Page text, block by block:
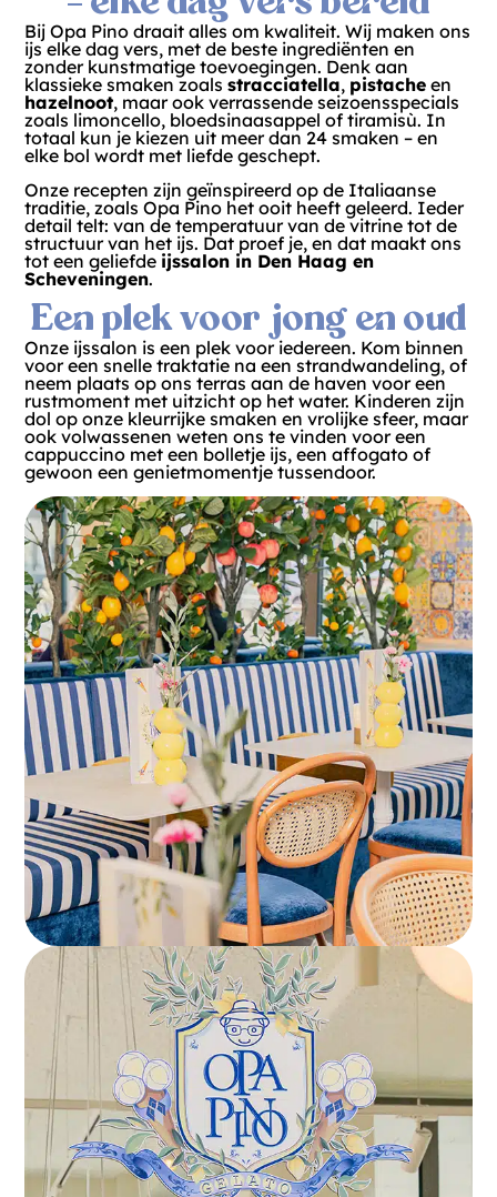
Bij Opa Pino draait alles om kwaliteit. Wij maken ons
ijs elke dag vers, met de beste ingrediënten en
zonder kunstmatige toevoegingen. Denk aan
klassieke smaken zoals stracciatella, pistacheen
hazelnoot, maar ook verrassende seizoensspecials
zoals limoncello, bloedsinaasappel of tiramisù. In
totaal kun je kiezen uit meer dan 24 smaken – en
elke bol wordt met liefde geschept.
Onze recepten zijn geïnspireerd op de Italiaanse
traditie, zoals Opa Pino het ooit heeft geleerd. Ieder
detail telt: van de temperatuur van de vitrine tot de
structuur van het ijs. Dat proef je, en dat maakt ons
tot een geliefde ijssalon in Den Haag en
Scheveningen.
Een plek voor jong en oud
Onze ijssalon is een plek voor iedereen. Kom binnen
voor een snelle traktatie na een strandwandeling, of
neem plaats op ons terras aan de haven voor een
rustmoment met uitzicht op het water. Kinderen zijn
dol op onze kleurrijke smaken en vrolijke sfeer, maar
ook volwassenen weten ons te vinden voor een
cappuccino met een bolletje ijs, een affogato of
gewoon een genietmomentje tussendoor.